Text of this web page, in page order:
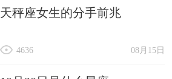
天秤座女生的分手前兆
08月15日
4636